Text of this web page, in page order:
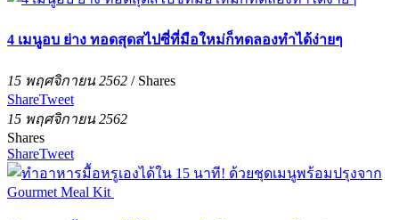
4 เมนูอบ ย่าง ทอดสุดสไปซี่ที่มือใหม่ก็ทดลองทำได้ง่ายๆ
15 พฤศจิกายน 2562 / Shares
ShareTweet
15 พฤศจิกายน 2562
Shares
ShareTweet